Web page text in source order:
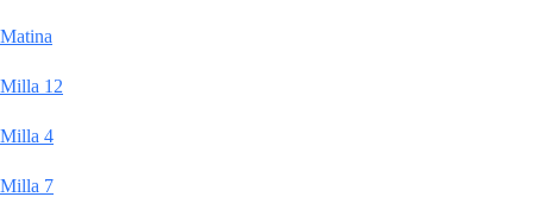
Matina
Milla 12
Milla 4
Milla 7